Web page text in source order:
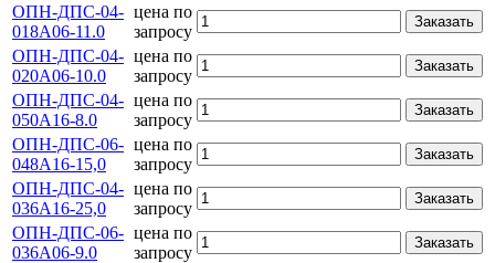
ОПН-ДПС-04-
018А06-11.0
цена по
запросу
Заказать
ОПН-ДПС-04-
020А06-10.0
цена по
запросу
Заказать
ОПН-ДПС-04-
050А16-8.0
цена по
запросу
Заказать
ОПН-ДПС-06-
048А16-15,0
цена по
запросу
Заказать
ОПН-ДПС-04-
036А16-25,0
цена по
запросу
Заказать
ОПН-ДПС-06-
036А06-9.0
цена по
запросу
Заказать